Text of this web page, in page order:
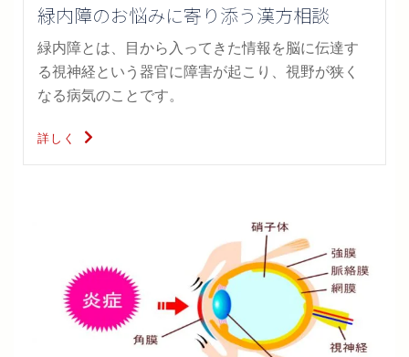
緑内障のお悩みに寄り添う漢方相談
緑内障とは、目から入ってきた情報を脳に伝達す
る視神経という器官に障害が起こり、視野が狭く
なる病気のことです。
詳しく